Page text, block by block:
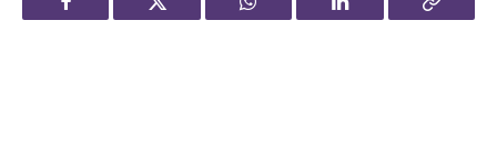
Facebook Twitter WhatsApp LinkedIn
Copy